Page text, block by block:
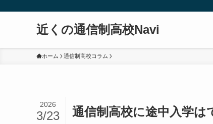
近くの通信制高校Navi
ホーム 通信制高校コラム
通信制高校に途中入学
2026
3/23